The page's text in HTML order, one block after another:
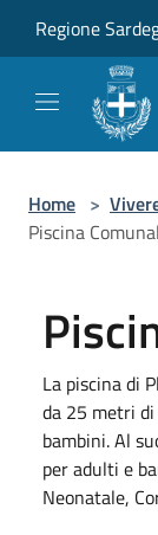
Regione
Home >
Piscina
La piscina di
da 25 metri di
bambini. Al
per adulti e
Neonatale,